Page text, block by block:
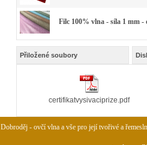
Filc 100% vlna - síla 1 mm
Přiložené soubory
certifikatvysivaciprize.pdf
Dobroděj - ovčí vlna a vše pro její tvořivé a